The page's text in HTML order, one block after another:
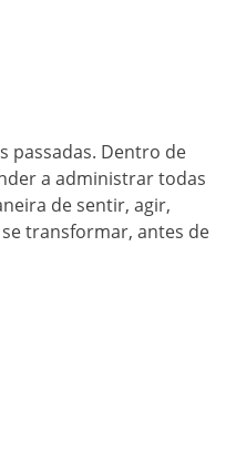
passadas. Dentro de
a administrar todas
desentir, agir,
transformar, antes de